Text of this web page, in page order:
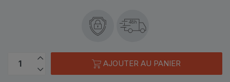
48h
AJOUTER AU PANIER